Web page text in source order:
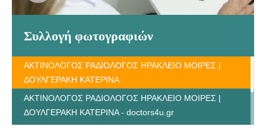
Συλλογή φωτογραφιών
ΑΚΤΙΝΟΛΟΓΟΣ ΡΑΔΙΟΛΟΓΟΣ ΗΡΑΚΛΕΙΟ ΜΟΙΡΕΣ |
ΔΟΥΛΓΕΡΑΚΗ ΚΑΤΕΡΙΝΑ
ΑΚΤΙΝΟΛΟΓΟΣ ΡΑΔΙΟΛΟΓΟΣ ΗΡΑΚΛΕΙΟ ΜΟΙΡΕΣ |
ΔΟΥΛΓΕΡΑΚΗ ΚΑΤΕΡΙΝΑ - doctors4u.gr